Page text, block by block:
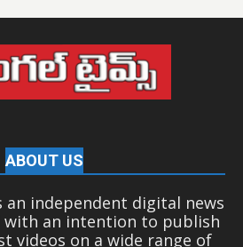
ABOUT US
an independent digital news
an intention to publish
videos on a wide range of